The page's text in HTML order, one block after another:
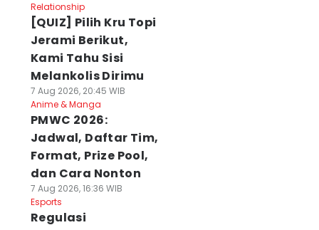
Relationship
[QUIZ] Pilih Kru Topi
Jerami Berikut,
Kami Tahu Sisi
Melankolis Dirimu
7 Aug 2026, 20:45 WIB
Anime & Manga
PMWC 2026:
Jadwal, Daftar Tim,
Format, Prize Pool,
dan Cara Nonton
7 Aug 2026, 16:36 WIB
Esports
Regulasi